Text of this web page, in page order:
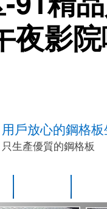
夜影
用戶放心的鋼格
只生產優質的鋼格板